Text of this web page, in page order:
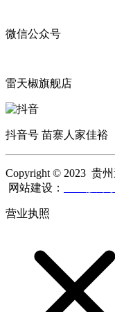
微信公众号
雷天椒旗舰店
抖音号 苗寨人家佳裕
Copyright © 2023 贵
网站建设：
营业执照